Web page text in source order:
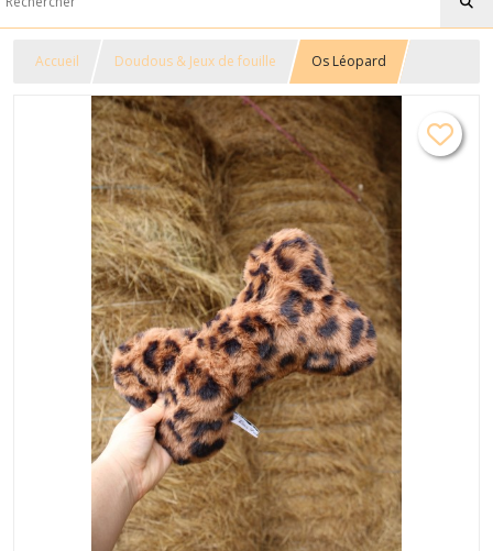
Accueil Doudous & Jeux de fouille Os Léopard